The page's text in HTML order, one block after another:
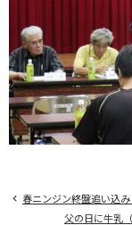
春ニンジン終盤追い込
父の日に牛乳